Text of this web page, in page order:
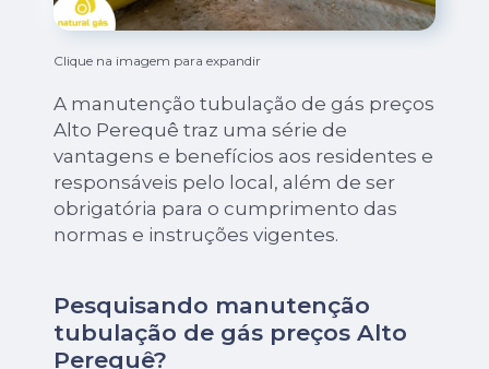
Clique na imagem para expandir
A manutenção tubulação de gás preços
Alto Perequê traz uma série de
vantagens e benefícios aos residentes e
responsáveis pelo local, além de ser
obrigatória para o cumprimento das
normas e instruções vigentes.
Pesquisando manutenção
tubulação de gás preços Alto
Perequê?